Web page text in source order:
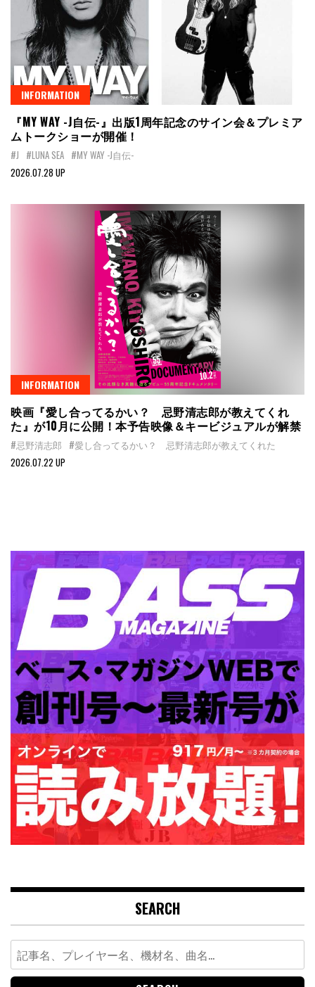
INFORMATION
『MY WAY -J自伝-』出版1周年記念のサイン会＆プレミア
ムトークショーが開催！
#J #LUNA SEA #MY WAY -J自伝-
2026.07.28 UP
INFORMATION
映画『愛し合ってるかい？ 忌野清志郎が教えてくれ
た』が10月に公開！本予告映像＆キービジュアルが解禁
#忌野清志郎 #愛し合ってるかい？ 忌野清志郎が教えてくれた
2026.07.22 UP
SEARCH
Search
for: